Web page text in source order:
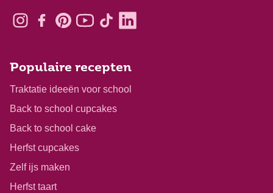
Populaire recepten
Traktatie ideeën voor school
Back to school cupcakes
Back to school cake
Herfst cupcakes
Zelf ijs maken
Herfst taart